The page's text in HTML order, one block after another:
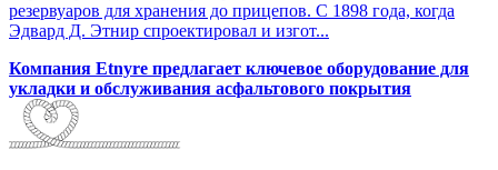
резервуаров для хранения до прицепов. С 1898 года, когда
Эдвард Д. Этнир спроектировал и изгот...
Компания Etnyre предлагает ключевое оборудование для
укладки и обслуживания асфальтового покрытия